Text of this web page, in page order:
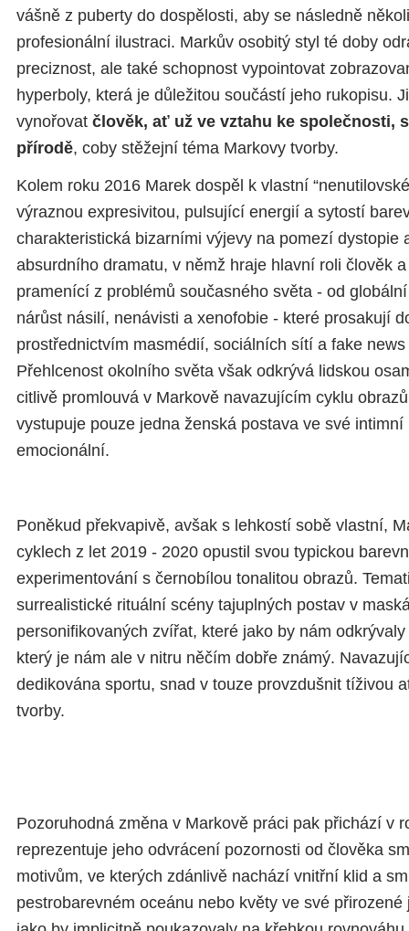
vášně z puberty do dospělosti, aby se následně
profesionální ilustraci. Markův osobitý styl té doby
preciznost, ale také schopnost vypointovat
hyperboly, která je důležitou součástí jeho rukopisu.
vynořovat člověk, ať už ve vztahu ke společnosti,
přírodě, coby stěžejní téma Markovy tvorby.
Kolem roku 2016 Marek dospěl k vlastní
výraznou expresivitou, pulsující energií a sytostí
charakteristická bizarními výjevy na pomezí dystopie
absurdního dramatu, v němž hraje hlavní roli člověk
pramenící z problémů současného světa - od
nárůst násilí, nenávisti a xenofobie - které prosakují
prostřednictvím masmédií, sociálních sítí a fake
Přehlcenost okolního světa však odkrývá lidskou
citlivě promlouvá v Markově navazujícím cyklu
vystupuje pouze jedna ženská postava ve své
emocionální.
Poněkud překvapivě, avšak s lehkostí sobě vlastní,
cyklech z let 2019 - 2020 opustil svou typickou
experimentování s černobílou tonalitou obrazů.
surrealistické rituální scény tajuplných postav v
personifikovaných zvířat, které jako by nám
který je nám ale v nitru něčím dobře známý.
dedikována sportu, snad v touze provzdušnit tíživou
tvorby.
Pozoruhodná změna v Markově práci pak přichází v
reprezentuje jeho odvrácení pozornosti od člověka
motivům, ve kterých zdánlivě nachází vnitřní klid a
pestrobarevném oceánu nebo květy ve své